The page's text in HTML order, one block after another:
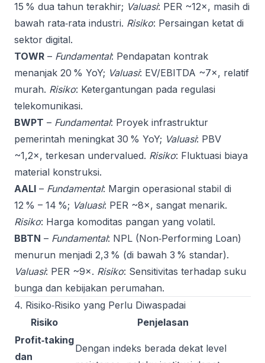
15 % dua tahun terakhir; Valuasi: PER ~12×, masih di
bawah rata‑rata industri. Risiko: Persaingan ketat di
sektor digital.
TOWR – Fundamental: Pendapatan kontrak
menanjak 20 % YoY; Valuasi: EV/EBITDA ~7×, relatif
murah. Risiko: Ketergantungan pada regulasi
telekomunikasi.
BWPT – Fundamental: Proyek infrastruktur
pemerintah meningkat 30 % YoY; Valuasi: PBV
~1,2×, terkesan undervalued. Risiko: Fluktuasi biaya
material konstruksi.
AALI – Fundamental: Margin operasional stabil di
12 % – 14 %; Valuasi: PER ~8×, sangat menarik.
Risiko: Harga komoditas pangan yang volatil.
BBTN – Fundamental: NPL (Non‑Performing Loan)
menurun menjadi 2,3 % (di bawah 3 % standar).
Valuasi: PER ~9×. Risiko: Sensitivitas terhadap suku
bunga dan kebijakan perumahan.
4. Risiko‑Risiko yang Perlu Diwaspadai
Risiko
Penjelasan
Profit‑taking
dan
Dengan indeks berada dekat level